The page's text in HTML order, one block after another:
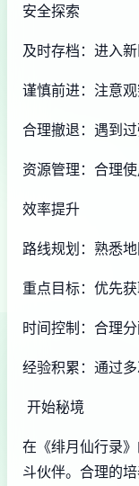
安全探索
及时存档：进入
谨慎前进：注意
合理撤退：遇到
资源管理：合理
效率提升
路线规划：熟悉
重点目标：优先
时间控制：合理
经验积累：通过
开始秘境
在《绯月仙行录
斗伙伴。合理的